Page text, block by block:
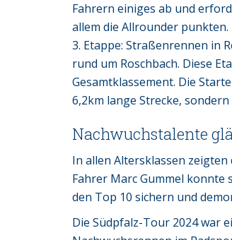
Fahrern einiges ab und
allem die Allrounder punkten.
3. Etappe: Straßenrennen in
rund um Roschbach. Diese
Gesamtklassement. Die
6,2km lange Strecke,
Nachwuchstalente
In allen Altersklassen
Fahrer Marc Gummel konnte
den Top 10 sichern und
Die Südpfalz-Tour 2024 war